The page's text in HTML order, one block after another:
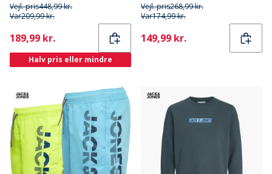
Vejl. pris448,99 kr.
Var209,99 kr.
Current
189,99 kr.
Halv pris eller mindre
Vejl. pris268,99 kr.
Var174,99 kr.
Current
149,99 kr.